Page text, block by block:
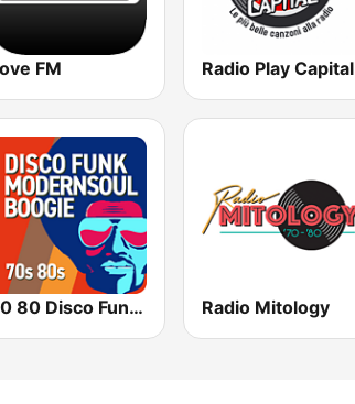
FM Radio Play Capital
70 80 Disco Funk ModernSoul e Boogie Radio Mitology